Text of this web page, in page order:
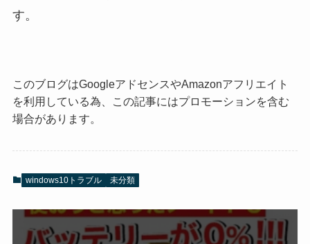
す。
このブログはGoogleアドセンスやAmazonアフリエイト
を利用している為、この記事にはプロモーションを含む
場合があります。
windows10トラブル 未分類